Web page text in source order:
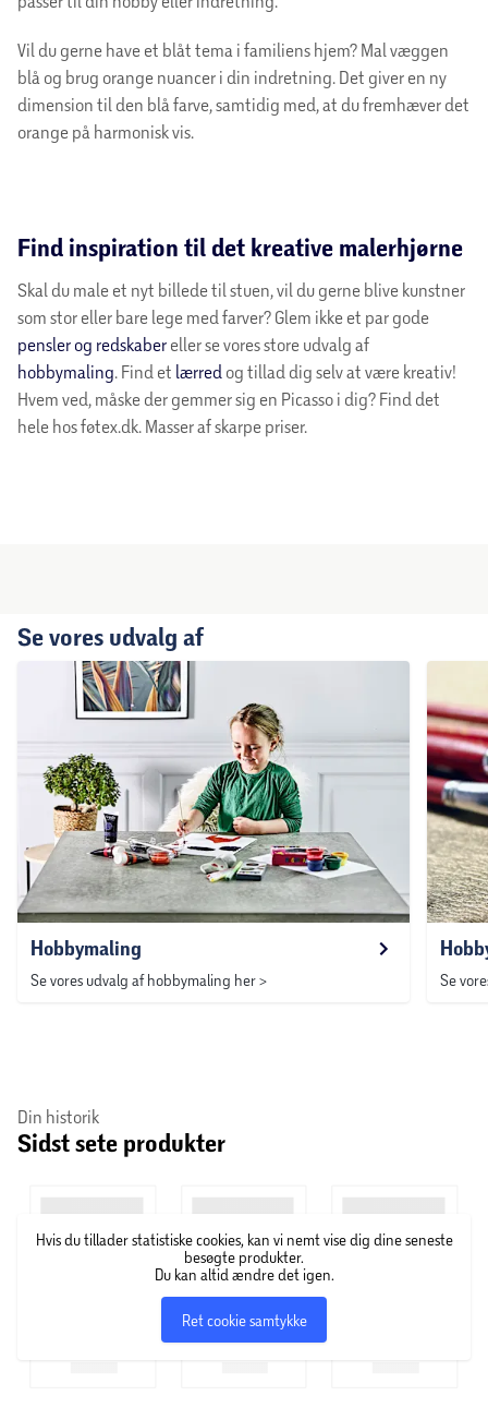
Vil du gerne have et blåt tema i familiens hjem? Mal væggen
blå og brug orange nuancer i din indretning. Det giver en ny
dimension til den blå farve, samtidig med, at du fremhæver det
orange på harmonisk vis.
Find inspiration til det kreative malerhjørne
Skal du male et nyt billede til stuen, vil du gerne blive kunstner
som stor eller bare lege med farver? Glem ikke et par gode
pensler og redskaber eller se vores store udvalg af
hobbymaling. Find et lærred og tillad dig selv at være kreativ!
Hvem ved, måske der gemmer sig en Picasso i dig? Find det
hele hos føtex.dk. Masser af skarpe priser.
Se vores udvalg af
Hobbymaling
Se vores udvalg af hobbymaling her > Se
Din historik
Sidst sete produkter
Hvis du tillader statistiske cookies, kan vi nemt vise dig dine seneste
besøgte produkter.
Du kan altid ændre det igen.
Ret cookie samtykke